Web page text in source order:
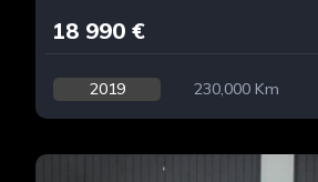
18 990 €
2019 230,000 Km